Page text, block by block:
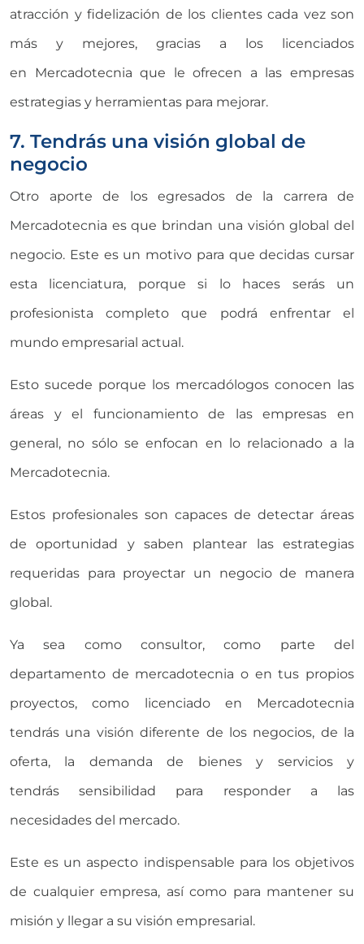
atracción y fidelización de los clientes cada vez son
más y mejores, gracias a los licenciados
en Mercadotecnia que le ofrecen a las empresas
estrategias y herramientas para mejorar.
7. Tendrás una visión global de
negocio
Otro aporte de los egresados de la carrera de
Mercadotecnia es que brindan una visión global del
negocio. Este es un motivo para que decidas cursar
esta licenciatura, porque si lo haces serás un
profesionista completo que podrá enfrentar el
mundo empresarial actual.
Esto sucede porque los mercadólogos conocen las
áreas y el funcionamiento de las empresas en
general, no sólo se enfocan en lo relacionado a la
Mercadotecnia.
Estos profesionales son capaces de detectar áreas
de oportunidad y saben plantear las estrategias
requeridas para proyectar un negocio de manera
global.
Ya sea como consultor, como parte del
departamento de mercadotecnia o en tus propios
proyectos, como licenciado en Mercadotecnia
tendrás una visión diferente de los negocios, de la
oferta, la demanda de bienes y servicios y
tendrás sensibilidad para responder a las
necesidades del mercado.
Este es un aspecto indispensable para los objetivos
de cualquier empresa, así como para mantener su
misión y llegar a su visión empresarial.